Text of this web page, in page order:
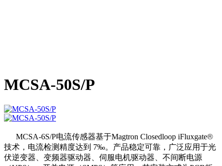
MCSA-50S/P
MCSA-6S/P电流传感器基于Magtron Closedloop iFluxgate®
技术，电流检测精度达到 7‰。产品稳定可靠，广泛应用于光
伏逆变器、变频器驱动器、伺服电机驱动器、不间断电源